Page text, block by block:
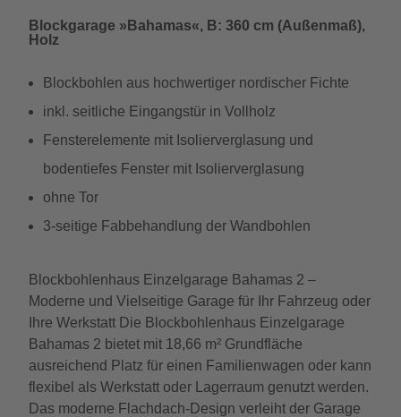
Blockgarage »Bahamas«, B: 360 cm (Außenmaß),
Holz
Blockbohlen aus hochwertiger nordischer Fichte
inkl. seitliche Eingangstür in Vollholz
Fensterelemente mit Isolierverglasung und
bodentiefes Fenster mit Isolierverglasung
ohne Tor
3-seitige Fabbehandlung der Wandbohlen
Blockbohlenhaus Einzelgarage Bahamas 2 –
Moderne und Vielseitige Garage für Ihr Fahrzeug oder
Ihre Werkstatt Die Blockbohlenhaus Einzelgarage
Bahamas 2 bietet mit 18,66 m² Grundfläche
ausreichend Platz für einen Familienwagen oder kann
flexibel als Werkstatt oder Lagerraum genutzt werden.
Das moderne Flachdach-Design verleiht der Garage